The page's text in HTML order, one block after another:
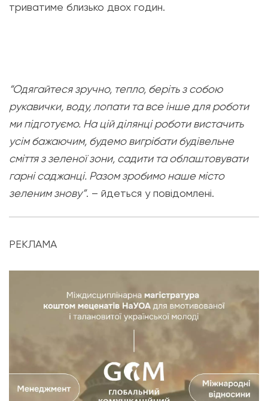
триватиме близько двох годин.
“Одягайтеся зручно, тепло, беріть з собою
рукавички, воду, лопати та все інше для роботи
ми підготуємо. На цій ділянці роботи вистачить
усім бажаючим, будемо вигрібати будівельне
сміття з зеленої зони, садити та облаштовувати
гарні саджанці. Разом зробимо наше місто
зеленим знову”. – йдеться у повідомлені.
РЕКЛАМА